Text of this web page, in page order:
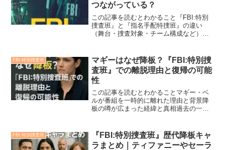
つながっている？
この記事を読むとわかること『FBI:特別
捜査班』と『指名手配特捜班』の違い
（舞台・捜査対象・チーム構成など）両
順番とその楽しみ方各シリーズの魅力と
視聴のポイントどの順番...
FBI:特別捜査班
マギーはなぜ降板？『FBI:特別捜
査班』での離脱理由と復帰の可能
性
この記事を読むとわかることマギー・ベ
ルが番組を一時的に離れた理由と背景降
板の噂が広まった経緯と真相過去の一時
重要性今後の出演予定と、物語における
マギーの立ち位置人気キャ...
FBI:特別捜査班
『FBI:特別捜査班』歴代降板キャ
ラまとめ｜ティファニーやセーラ